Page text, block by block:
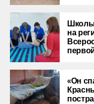
на
«Он